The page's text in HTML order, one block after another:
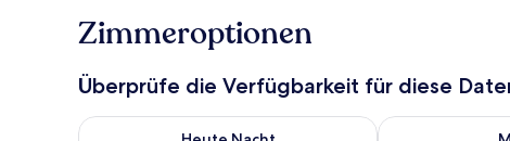
Zimmeroptionen
Überprüfe die Verfügbarkeit für diese
Überprüfe die Verfügbarkeit für heute Nacht, Aug. 6 -
Überprüfe die